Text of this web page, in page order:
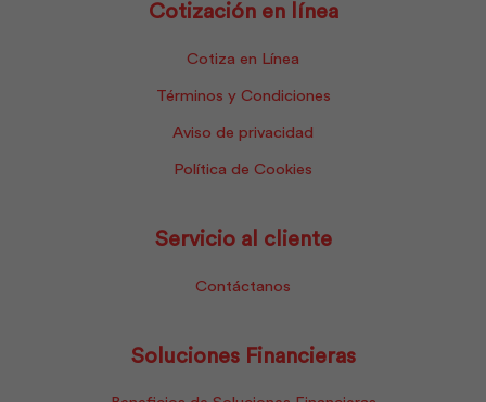
Cotización en línea
Cotiza en Línea
Términos y Condiciones
Aviso de privacidad
Política de Cookies
Servicio al cliente
Contáctanos
Soluciones Financieras